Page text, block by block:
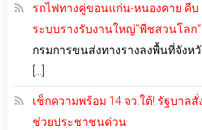
รถไฟทางคู่ขอนแก่น-หนองคาย คืบ
ระบบรางรับงานใหญ่”พืชสวนโลก
กรมการขนส่งทางรางลงพื้นที่จังห
[…]
เช็กความพร้อม 14 จว.ใต้! รัฐบาล
ช่วยประชาชนด่วน